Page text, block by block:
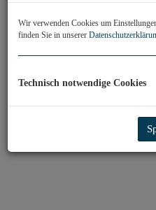
Wir verwenden Cookies um
finden Sie in unserer
Technisch notwendige Cookies